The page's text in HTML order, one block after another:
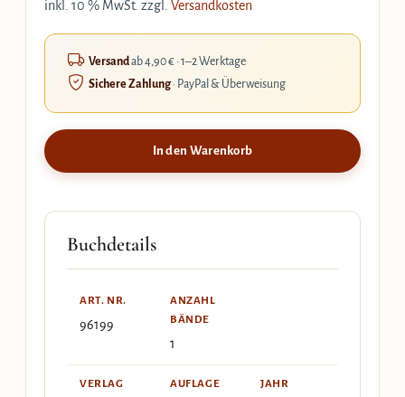
inkl. 10 % MwSt. zzgl. Versandkosten
Versandab 4,90 € · 1–2 Werktage
Sichere Zahlung· PayPal & Überweisung
In den Warenkorb
Buchdetails
ART. NR.
96199
ANZAHL
BÄNDE
1
VERLAG AUFLAGE JAHR